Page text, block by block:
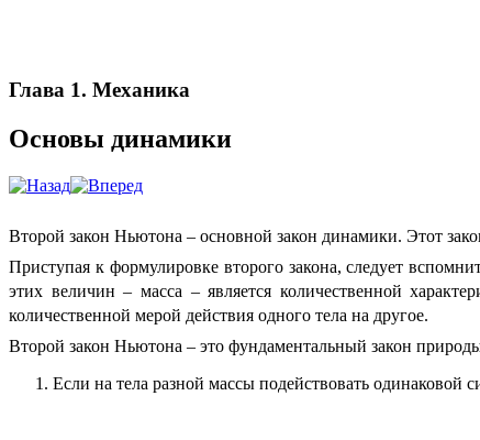
Глава 1. Механика
Основы динамики
Второй закон Ньютона – основной закон динамики. Этот
Приступая к формулировке второго закона, следует
этих величин – масса – является количественной
количественной мерой действия одного тела на другое.
Второй закон Ньютона – это фундаментальный закон
Если на тела разной массы подействовать одинаковой